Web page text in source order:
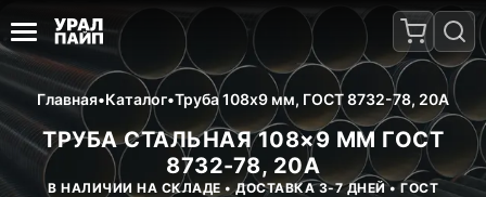
Главная•Каталог•Труба 108x9 мм, ГОСТ 8732-78, 20А
ТРУБА СТАЛЬНАЯ 108×9 ММ ГОСТ
8732-78, 20А
В НАЛИЧИИ НА СКЛАДЕ • ДОСТАВКА 3-7 ДНЕЙ • ГОСТ